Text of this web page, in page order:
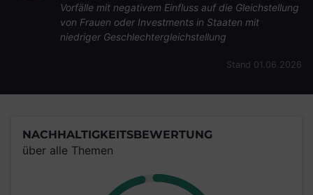
Vorfälle mit negativem Einfluss auf die Gleichstellung
von Frauen oder Investments in Staaten mit
niedriger Geschlechtergleichstellung
Stand 01.06.2026
NACHHALTIGKEITSBEWERTUNG
über alle Themen